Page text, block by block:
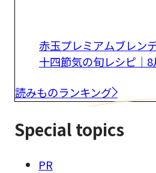
赤玉プレミアムブレン
十四節気の旬レシピ｜
読みものランキング
Special topics
PR